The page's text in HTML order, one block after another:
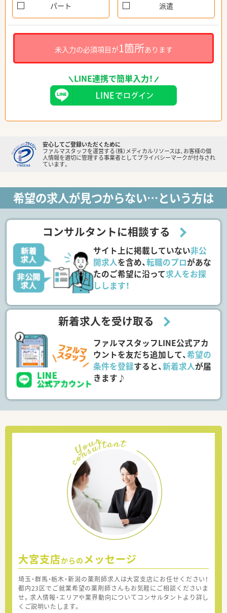
パート 派遣
未入力の必須項目が1箇所あります
LINE連携で簡単入力！
安心してご登録いただくために
ファルマスタッフを運営する（株）メディカルリソースは、お客様の個
人情報を適切に管理する事業者としてプライバシーマークが付与され
ています。
希望の求人が見つからない…という方は
コンサルタントに相談する
サイト上に掲載していない非公
開求人を含め、転職のプロがあな
たのご希望に沿って求人をお探
しします！
新着求人を受け取る
ファルマスタッフLINE公式アカ
ウントを友だち追加して、希望の
条件を登録すると、新着求人が届
きます♪
大宮支店からの メッセージ
埼玉・群馬・栃木・新潟の薬剤師求人は大宮支店にお任せください！
都内23区でご就業希望の薬剤師さんもお気軽にご相談くださいま
せ。求人情報・エリアや業界動向についてコンサルタントより詳し
くご説明いたします。